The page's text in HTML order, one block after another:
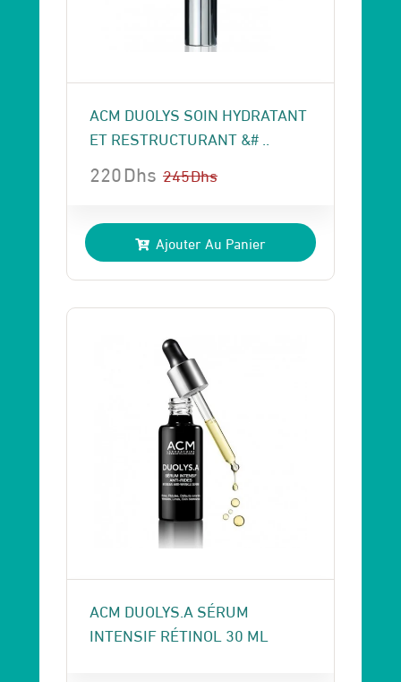
ACM DUOLYS SOIN HYDRATANT
ET RESTRUCTURANT &# ..
245Dhs
prix
initial
était :
245 Dhs.
220Dhs
prix
actuel
est :
220 Dhs.
Ajouter Au Panier
ACM DUOLYS.A SÉRUM
INTENSIF RÉTINOL 30 ML